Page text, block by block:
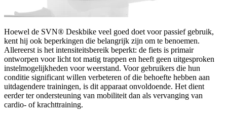
Hoewel de SVN® Deskbike veel goed doet voor passief gebruik,
kent hij ook beperkingen die belangrijk zijn om te benoemen.
Allereerst is het intensiteitsbereik beperkt: de fiets is primair
ontworpen voor licht tot matig trappen en heeft geen uitgesproken
instelmogelijkheden voor weerstand. Voor gebruikers die hun
conditie significant willen verbeteren of die behoefte hebben aan
uitdagendere trainingen, is dit apparaat onvoldoende. Het dient
eerder ter ondersteuning van mobiliteit dan als vervanging van
cardio- of krachttraining.